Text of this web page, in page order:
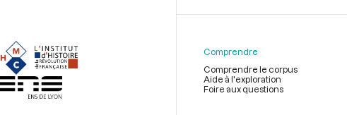
page
Comprendre
Comprendre le corpus
Aide à l'exploration
Foire aux questions